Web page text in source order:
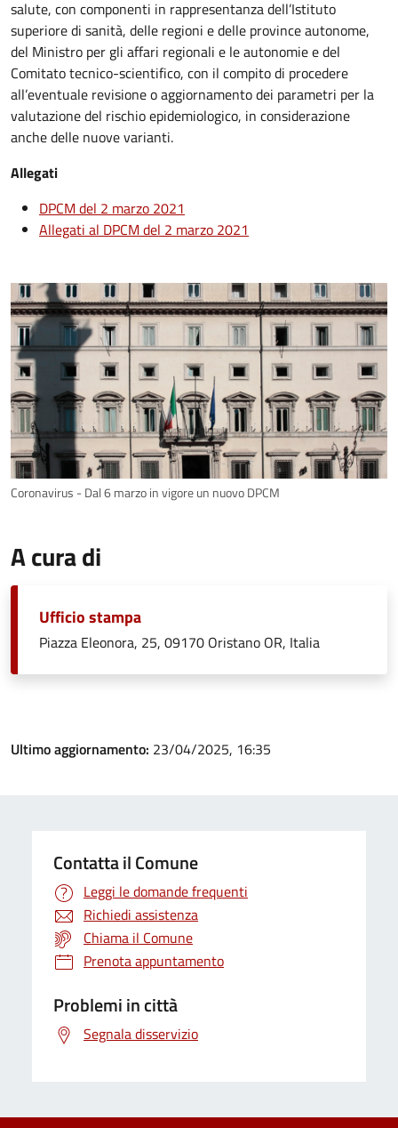
salute, con componenti in rappresentanza dell’Istituto
superiore di sanità, delle regioni e delle province autonome,
del Ministro per gli affari regionali e le autonomie e del
Comitato tecnico-scientifico, con il compito di procedere
all’eventuale revisione o aggiornamento dei parametri per la
valutazione del rischio epidemiologico, in considerazione
anche delle nuove varianti.
Allegati
DPCM del 2 marzo 2021
Allegati al DPCM del 2 marzo 2021
Coronavirus - Dal 6 marzo in vigore un nuovo DPCM
A cura di
Ufficio stampa
Piazza Eleonora, 25, 09170 Oristano OR, Italia
Ultimo aggiornamento: 23/04/2025, 16:35
Contatta il Comune
Leggi le domande frequenti
Richiedi assistenza
Chiama il Comune
Prenota appuntamento
Problemi in città
Segnala disservizio